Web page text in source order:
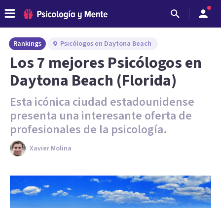
Rankings Psicólogos en Daytona Beach
Los 7 mejores Psicólogos en
Daytona Beach (Florida)
Esta icónica ciudad estadounidense
presenta una interesante oferta de
profesionales de la psicología.
Xavier Molina